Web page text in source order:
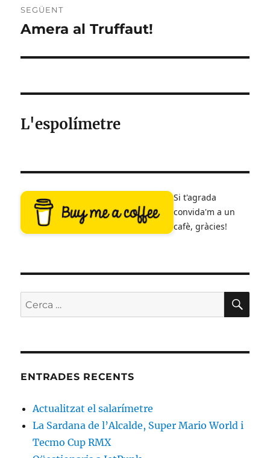
SEGÜENT
Entrada
Amera al Truffaut!
L'espolímetre
Si t'agrada
convida'm a un
cafè, gràcies!
Cerca:
ENTRADES RECENTS
Actualitzat el salarímetre
La Sardana de l’Alcalde, Super Mario World i
Tecmo Cup RMX